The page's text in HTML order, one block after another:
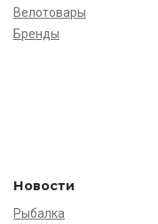
Велотовары
Бренды
Новости
Рыбалка